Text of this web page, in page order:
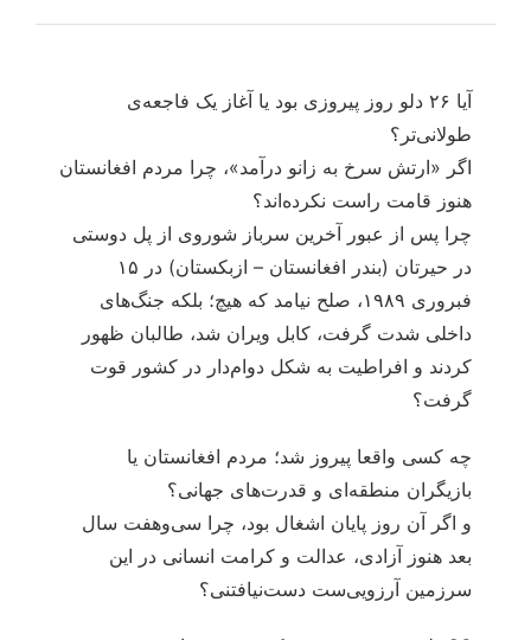
آیا ۲۶ دلو روز پیروزی بود یا آغاز یک فاجعه‌ی
طولانی‌تر؟
اگر «ارتش سرخ به زانو درآمد»، چرا مردم افغانستان
هنوز قامت راست نکرده‌اند؟
چرا پس از عبور آخرین سرباز شوروی از پل دوستی
در حیرتان (بندر افغانستان – ازبکستان) در ۱۵
فبروری ۱۹۸۹، صلح نیامد که هیچ؛ بلکه جنگ‌های
داخلی شدت گرفت، کابل ویران شد، طالبان ظهور
کردند و افراطیت به شکل دوام‌دار در کشور قوت
گرفت؟
چه کسی واقعا پیروز شد؛ مردم افغانستان یا
بازیگران منطقه‌ای و قدرت‌های جهانی؟
و اگر آن روز پایان اشغال بود، چرا سی‌وهفت سال
بعد هنوز آزادی، عدالت و کرامت انسانی در این
سرزمین آرزویی‌ست دست‌نیافتنی؟